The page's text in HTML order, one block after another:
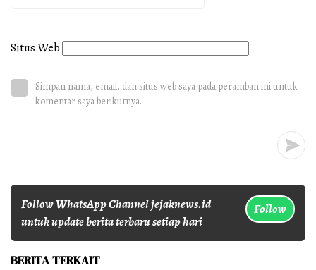
Situs Web
Simpan nama, email, dan situs web saya pada peramban ini untuk
komentar saya berikutnya.
Follow WhatsApp Channel jejaknews.id
untuk update berita terbaru setiap hari
Follow
BERITA TERKAIT